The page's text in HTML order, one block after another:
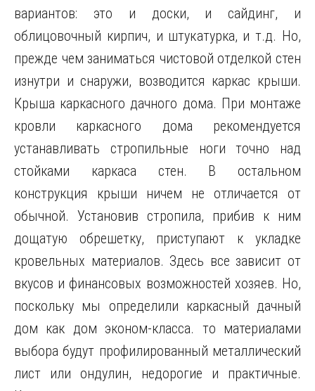
вариантов: это и доски, и сайдинг, и
облицовочный кирпич, и штукатурка, и т.д. Но,
прежде чем заниматься чистовой отделкой стен
изнутри и снаружи, возводится каркас крыши.
Крыша каркасного дачного дома. При монтаже
кровли каркасного дома рекомендуется
устанавливать стропильные ноги точно над
стойками каркаса стен. В остальном
конструкция крыши ничем не отличается от
обычной. Установив стропила, прибив к ним
дощатую обрешетку, приступают к укладке
кровельных материалов. Здесь все зависит от
вкусов и финансовых возможностей хозяев. Но,
поскольку мы определили каркасный дачный
дом как дом эконом-класса. то материалами
выбора будут профилированный металлический
лист или ондулин, недорогие и практичные.